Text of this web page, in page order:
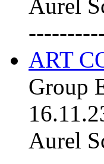
Aurel
ART
Group
Aurel